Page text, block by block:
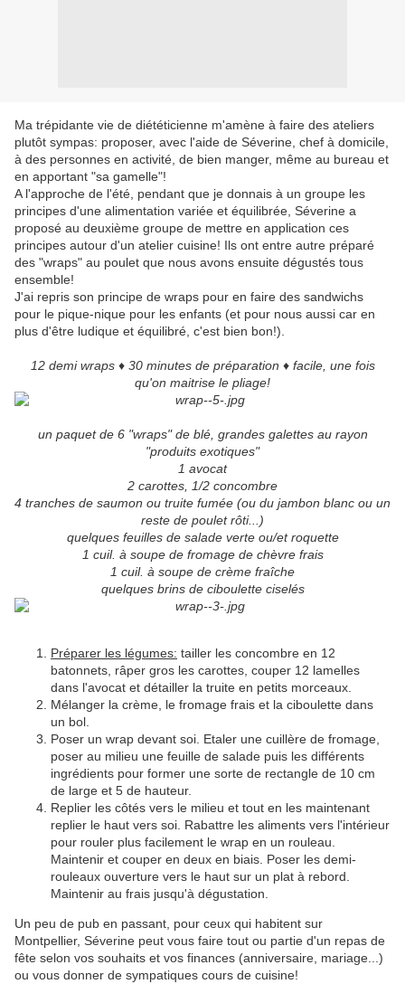
Ma trépidante vie de diététicienne m'amène à faire des ateliers
plutôt sympas: proposer, avec l'aide de Séverine, chef à domicile,
à des personnes en activité, de bien manger, même au bureau et
en apportant "sa gamelle"!
A l'approche de l'été, pendant que je donnais à un groupe les
principes d'une alimentation variée et équilibrée, Séverine a
proposé au deuxième groupe de mettre en application ces
principes autour d'un atelier cuisine! Ils ont entre autre préparé
des "wraps" au poulet que nous avons ensuite dégustés tous
ensemble!
J'ai repris son principe de wraps pour en faire des sandwichs
pour le pique-nique pour les enfants (et pour nous aussi car en
plus d'être ludique et équilibré, c'est bien bon!).
12 demi wraps ♦ 30 minutes de préparation ♦ facile, une fois
qu'on maitrise le pliage!
un paquet de 6 "wraps" de blé, grandes galettes au rayon
"produits exotiques"
1 avocat
2 carottes, 1/2 concombre
4 tranches de saumon ou truite fumée (ou du jambon blanc ou un
reste de poulet rôti...)
quelques feuilles de salade verte ou/et roquette
1 cuil. à soupe de fromage de chèvre frais
1 cuil. à soupe de crème fraîche
quelques brins de ciboulette ciselés
Préparer les légumes: tailler les concombre en 12
batonnets, râper gros les carottes, couper 12 lamelles
dans l'avocat et détailler la truite en petits morceaux.
Mélanger la crème, le fromage frais et la ciboulette dans
un bol.
Poser un wrap devant soi. Etaler une cuillère de fromage,
poser au milieu une feuille de salade puis les différents
ingrédients pour former une sorte de rectangle de 10 cm
de large et 5 de hauteur.
Replier les côtés vers le milieu et tout en les maintenant
replier le haut vers soi. Rabattre les aliments vers l'intérieur
pour rouler plus facilement le wrap en un rouleau.
Maintenir et couper en deux en biais. Poser les demi-
rouleaux ouverture vers le haut sur un plat à rebord.
Maintenir au frais jusqu'à dégustation.
Un peu de pub en passant, pour ceux qui habitent sur
Montpellier, Séverine peut vous faire tout ou partie d'un repas de
fête selon vos souhaits et vos finances (anniversaire, mariage...)
ou vous donner de sympatiques cours de cuisine!